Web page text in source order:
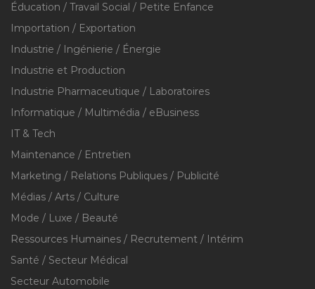
Éducation / Travail Social / Petite Enfance
Importation / Exportation
Industrie / Ingénierie / Énergie
Industrie et Production
Industrie Pharmaceutique / Laboratoires
Informatique / Multimédia / eBusiness
IT & Tech
Maintenance / Entretien
Marketing / Relations Publiques / Publicité
Médias / Arts / Culture
Mode / Luxe / Beauté
Ressources Humaines / Recrutement / Intérim
Santé / Secteur Médical
Secteur Automobile